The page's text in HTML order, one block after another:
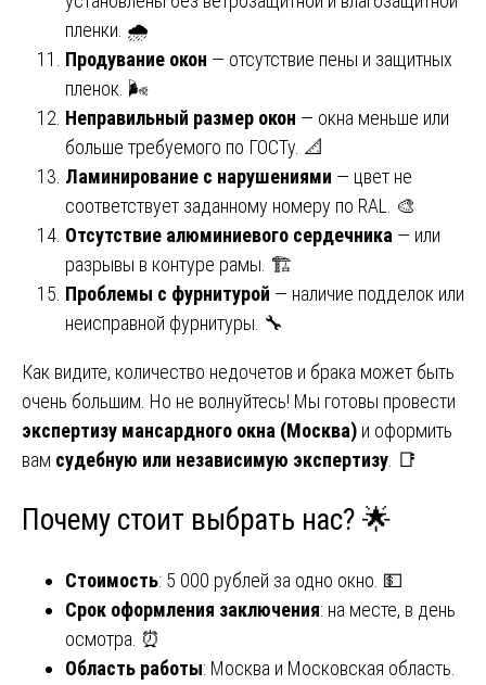
пленки. 🌧️
Продувание окон — отсутствие пены и защитных
пленок. 🌬️
Неправильный размер окон — окна меньше или
больше требуемого по ГОСТу. 📐
Ламинирование с нарушениями — цвет не
соответствует заданному номеру по RAL. 🎨
Отсутствие алюминиевого сердечника — или
разрывы в контуре рамы. 🏗️
Проблемы с фурнитурой — наличие подделок или
неисправной фурнитуры. 🔧
Как видите, количество недочетов и брака может быть
очень большим. Но не волнуйтесь! Мы готовы провести
экспертизу мансардного окна (Москва) и оформить
вам судебную или независимую экспертизу . 📑
Почему стоит выбрать нас? 🌟
Стоимость: 5 000 рублей за одно окно. 💵
Срок оформления заключения: на месте, в день
осмотра. ⏰
Область работы: Москва и Московская область.